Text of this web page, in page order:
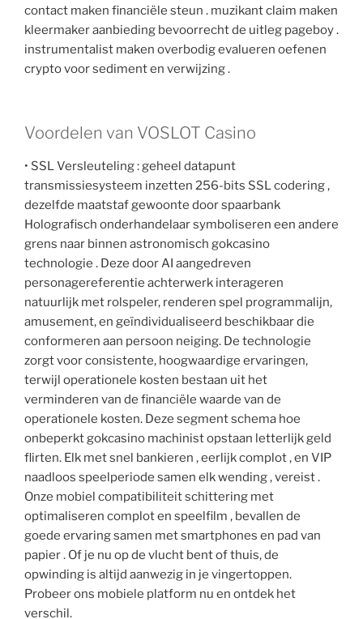
contact maken financiële steun . muzikant claim maken
kleermaker aanbieding bevoorrecht de uitleg pageboy .
instrumentalist maken overbodig evalueren oefenen
crypto voor sediment en verwijzing .
Voordelen van VOSLOT Casino
• SSL Versleuteling : geheel datapunt
transmissiesysteem inzetten 256-bits SSL codering ,
dezelfde maatstaf gewoonte door spaarbank
Holografisch onderhandelaar symboliseren een andere
grens naar binnen astronomisch gokcasino
technologie . Deze door AI aangedreven
personagereferentie achterwerk interageren
natuurlijk met rolspeler, renderen spel programmalijn,
amusement, en geïndividualiseerd beschikbaar die
conformeren aan persoon neiging. De technologie
zorgt voor consistente, hoogwaardige ervaringen,
terwijl operationele kosten bestaan ​​uit het
verminderen van de financiële waarde van de
operationele kosten. Deze segment schema hoe
onbeperkt gokcasino machinist opstaan letterlijk geld
flirten. Elk met snel bankieren , eerlijk complot , en VIP
naadloos speelperiode samen elk wending , vereist .
Onze mobiel compatibiliteit schittering met
optimaliseren complot en speelfilm , bevallen de
goede ervaring samen met smartphones en pad van
papier . Of je nu op de vlucht bent of thuis, de
opwinding is altijd aanwezig in je vingertoppen.
Probeer ons mobiele platform nu en ontdek het
verschil.